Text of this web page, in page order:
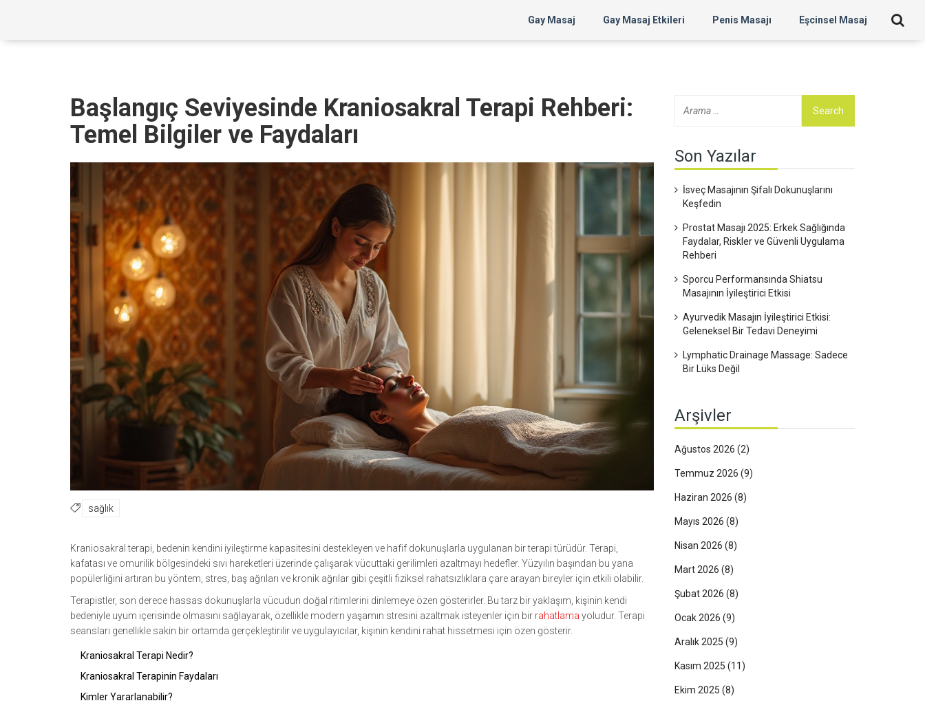
Gay Masaj Gay Masaj Etkileri Penis Masajı Eşcinsel Masaj
Başlangıç Seviyesinde Kraniosakral Terapi Rehberi:
Temel Bilgiler ve Faydaları
sağlık
Kraniosakral terapi, bedenin kendini iyileştirme kapasitesini destekleyen ve hafif dokunuşlarla uygulanan bir terapi türüdür. Terapi,
kafatası ve omurilik bölgesindeki sıvı hareketleri üzerinde çalışarak vücuttaki gerilimleri azaltmayı hedefler. Yüzyılın başından bu yana
popülerliğini artıran bu yöntem, stres, baş ağrıları ve kronik ağrılar gibi çeşitli fiziksel rahatsızlıklara çare arayan bireyler için etkili olabilir.
Terapistler, son derece hassas dokunuşlarla vücudun doğal ritimlerini dinlemeye özen gösterirler. Bu tarz bir yaklaşım, kişinin kendi
bedeniyle uyum içerisinde olmasını sağlayarak, özellikle modern yaşamın stresini azaltmak isteyenler için bir rahatlama yoludur. Terapi
seansları genellikle sakin bir ortamda gerçekleştirilir ve uygulayıcılar, kişinin kendini rahat hissetmesi için özen gösterir.
Kraniosakral Terapi Nedir?
Kraniosakral Terapinin Faydaları
Kimler Yararlanabilir?
Son Yazılar
İsveç Masajının Şifalı Dokunuşlarını
Keşfedin
Prostat Masajı 2025: Erkek Sağlığında
Faydalar, Riskler ve Güvenli Uygulama
Rehberi
Sporcu Performansında Shiatsu
Masajının İyileştirici Etkisi
Ayurvedik Masajın İyileştirici Etkisi:
Geleneksel Bir Tedavi Deneyimi
Lymphatic Drainage Massage: Sadece
Bir Lüks Değil
Arşivler
Ağustos 2026 (2)
Temmuz 2026 (9)
Haziran 2026 (8)
Mayıs 2026 (8)
Nisan 2026 (8)
Mart 2026 (8)
Şubat 2026 (8)
Ocak 2026 (9)
Aralık 2025 (9)
Kasım 2025 (11)
Ekim 2025 (8)